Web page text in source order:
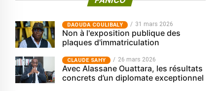
‎DAOUDA COULIBALY 31 mars 2026
Non à l'exposition publique des
plaques d'immatriculation
CLAUDE SAHY 26 mars 2026
Avec Alassane Ouattara, les résultats
concrets d’un diplomate exceptionnel